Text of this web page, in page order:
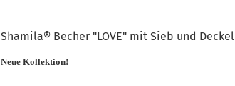
Shamila® Becher "LOVE" mit Sieb und Deckel
Neue Kollektion!